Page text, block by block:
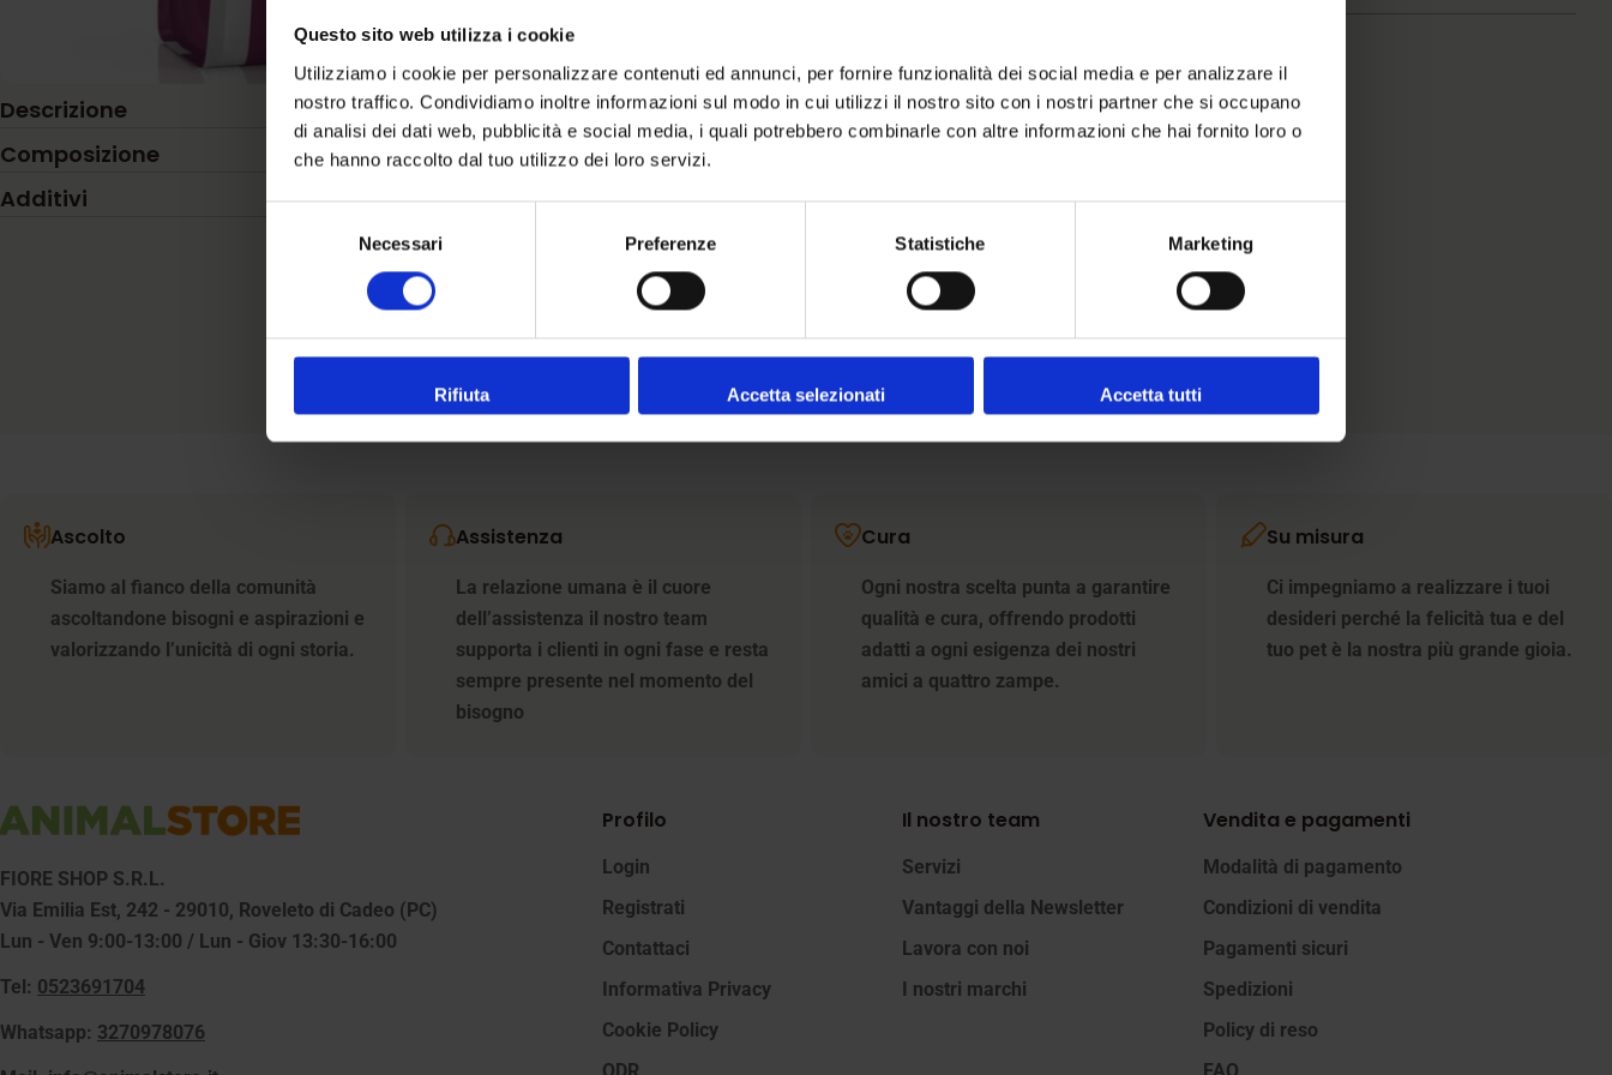
Questo sito web utilizza i cookie
Utilizziamo i cookie per personalizzare contenuti ed annunci, per fornire funzionalità dei social media e per analizzare il
nostro traffico. Condividiamo inoltre informazioni sul modo in cui utilizzi il nostro sito con i nostri partner che si occupano
di analisi dei dati web, pubblicità e social media, i quali potrebbero combinarle con altre informazioni che hai fornito loro o
che hanno raccolto dal tuo utilizzo dei loro servizi.
Necessari Preferenze Statistiche Marketing
Rifiuta Accetta selezionati Accetta tutti
Descrizione
Composizione
Additivi
Ascolto
Siamo al fianco della comunità
ascoltandone bisogni e aspirazioni e
valorizzando l’unicità di ogni storia.
Assistenza
La relazione umana è il cuore
dell’assistenza il nostro team
supporta i clienti in ogni fase e resta
sempre presente nel momento del
bisogno
Cura
Ogni nostra scelta punta a garantire
qualità e cura, offrendo prodotti
adatti a ogni esigenza dei nostri
amici a quattro zampe.
Su misura
Ci impegniamo a realizzare i tuoi
desideri perché la felicità tua e del
tuo pet è la nostra più grande gioia.
FIORE SHOP S.R.L.
Via Emilia Est, 242 - 29010, Roveleto di Cadeo (PC)
Lun - Ven 9:00-13:00 / Lun - Giov 13:30-16:00
Tel: 0523691704
Whatsapp: 3270978076
Profilo
Login
Registrati
Contattaci
Informativa Privacy
Cookie Policy
Il nostro team
Servizi
Vantaggi della Newsletter
Lavora con noi
I nostri marchi
Vendita e pagamenti
Modalità di pagamento
Condizioni di vendita
Pagamenti sicuri
Spedizioni
Policy di reso